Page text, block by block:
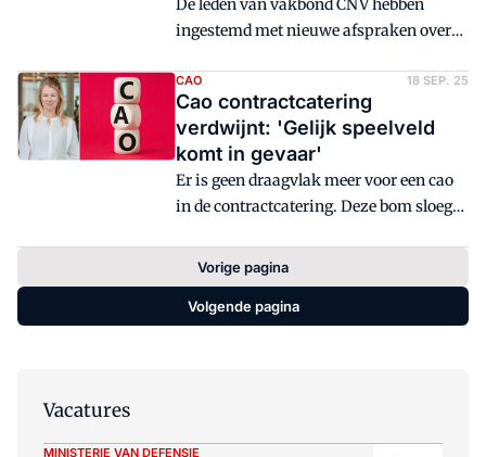
geanalyseerd.
De leden van vakbond CNV hebben
ingestemd met nieuwe afspraken over
(RVU) en overwerk in de schoonmaak.
CAO 18 SEP. 25
Cao contractcatering
verdwijnt: 'Gelijk speelveld
komt in gevaar'
Er is geen draagvlak meer voor een cao
in de contractcatering. Deze bom sloeg
bekendmaakte dat enkele werkgevers
uit de cateringbranche hun
lidmaatschap bij werkgeversvereniging
Vorige pagina
Volgende pagina
Vacatures
MINISTERIE VAN DEFENSIE